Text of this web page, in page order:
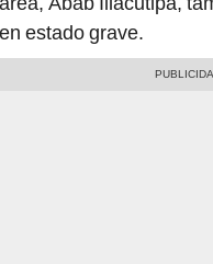
estado grave.